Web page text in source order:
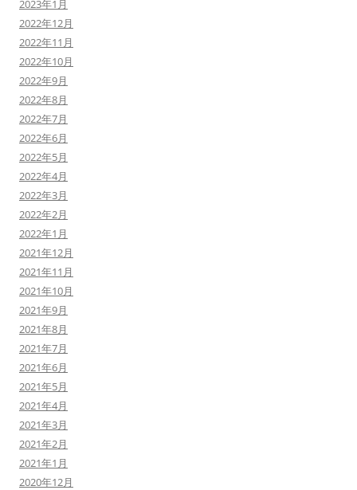
2023年1月
2022年12月
2022年11月
2022年10月
2022年9月
2022年8月
2022年7月
2022年6月
2022年5月
2022年4月
2022年3月
2022年2月
2022年1月
2021年12月
2021年11月
2021年10月
2021年9月
2021年8月
2021年7月
2021年6月
2021年5月
2021年4月
2021年3月
2021年2月
2021年1月
2020年12月